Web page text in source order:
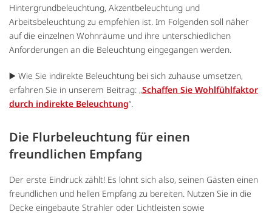
Hintergrundbeleuchtung, Akzentbeleuchtung und
Arbeitsbeleuchtung zu empfehlen ist. Im Folgenden soll näher
auf die einzelnen Wohnräume und ihre unterschiedlichen
Anforderungen an die Beleuchtung eingegangen werden.
▶️ Wie Sie indirekte Beleuchtung bei sich zuhause umsetzen,
erfahren Sie in unserem Beitrag: „Schaffen Sie Wohlfühlfaktor
durch indirekte Beleuchtung“.
Die Flurbeleuchtung für einen
freundlichen Empfang
Der erste Eindruck zählt! Es lohnt sich also, seinen Gästen einen
freundlichen und hellen Empfang zu bereiten. Nutzen Sie in die
Decke eingebaute Strahler oder Lichtleisten sowie